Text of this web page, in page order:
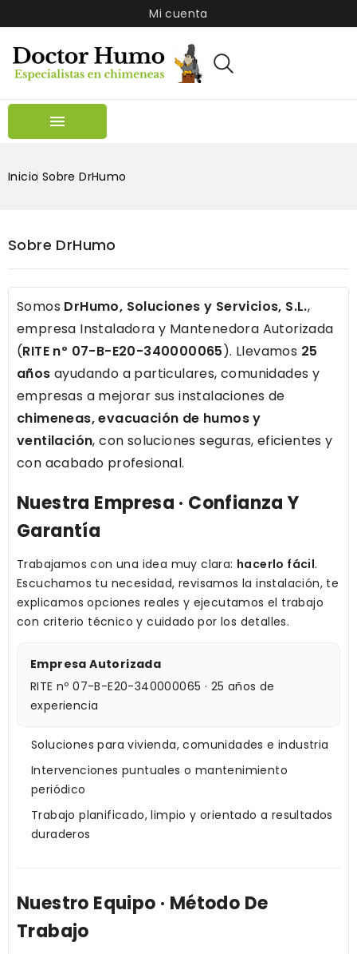
Mi cuenta

Inicio Sobre DrHumo
Sobre DrHumo
Somos DrHumo, Soluciones y Servicios, S.L.,
empresa Instaladora y Mantenedora Autorizada
(RITE nº 07-B-E20-340000065). Llevamos 25
años ayudando a particulares, comunidades y
empresas a mejorar sus instalaciones de
chimeneas, evacuación de humos y
ventilación, con soluciones seguras, eficientes y
con acabado profesional.
Nuestra Empresa · Confianza Y
Garantía
Trabajamos con una idea muy clara: hacerlo fácil.
Escuchamos tu necesidad, revisamos la instalación, te
explicamos opciones reales y ejecutamos el trabajo
con criterio técnico y cuidado por los detalles.
Empresa Autorizada
RITE nº 07-B-E20-340000065 · 25 años de
experiencia
Soluciones para vivienda, comunidades e industria
Intervenciones puntuales o mantenimiento
periódico
Trabajo planificado, limpio y orientado a resultados
duraderos
Nuestro Equipo · Método De
Trabajo